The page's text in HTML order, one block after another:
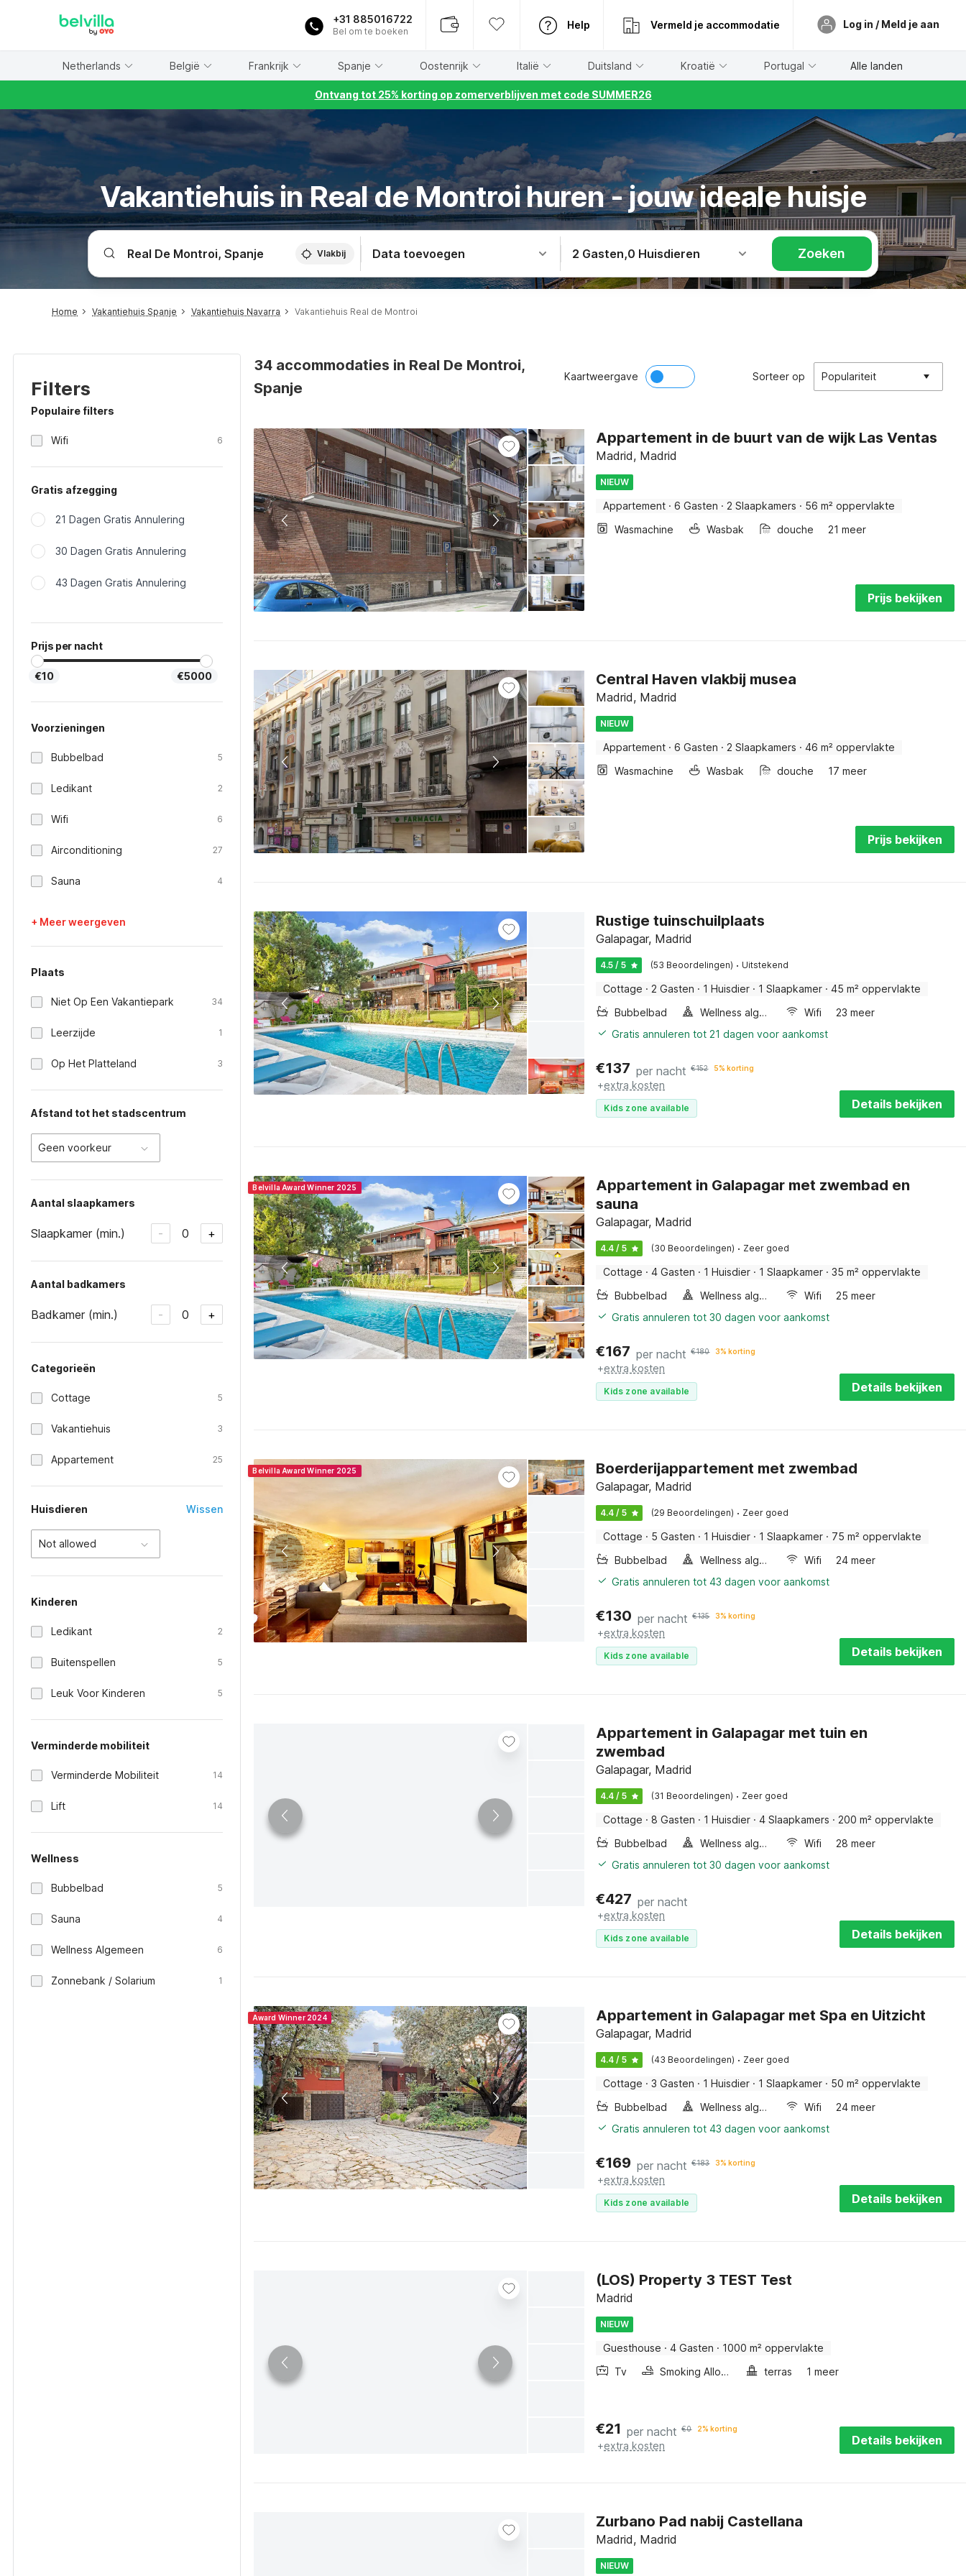
+31 885016722
Bel om te boeken
Help Vermeld je accommodatie Log in / Meld je aan
Netherlands België Frankrijk Spanje Oostenrijk Italië Duitsland Kroatië Portugal Alle landen
Ontvang tot 25% korting op zomerverblijven met code SUMMER26
Vakantiehuis in Real de Montroi huren - jouw ideale huisje
Vlakbij Data toevoegen 2 Gasten,0 Huisdieren Zoeken
Home Vakantiehuis Spanje Vakantiehuis Navarra Vakantiehuis Real de Montroi
Filters
Populaire filters
Wifi 6
Gratis afzegging
21 Dagen Gratis Annulering
30 Dagen Gratis Annulering
43 Dagen Gratis Annulering
Prijs per nacht
€10 €5000
Voorzieningen
Bubbelbad 5
Ledikant 2
Wifi 6
Airconditioning 27
Sauna 4
+ Meer weergeven
Plaats
Niet Op Een Vakantiepark 34
Leerzijde 1
Op Het Platteland 3
Afstand tot het stadscentrum
Geen voorkeur
Aantal slaapkamers
Slaapkamer (min.) - 0 +
Aantal badkamers
Badkamer (min.) - 0 +
Categorieën
Cottage 5
Vakantiehuis 3
Appartement 25
Huisdieren Wissen
Not allowed
Kinderen
Ledikant 2
Buitenspellen 5
Leuk Voor Kinderen 5
Verminderde mobiliteit
Verminderde Mobiliteit 14
Lift 14
Wellness
Bubbelbad 5
Sauna 4
Wellness Algemeen 6
Zonnebank / Solarium 1
34 accommodaties in Real De Montroi,
Spanje
Kaartweergave Sorteer op Populariteit
Appartement in de buurt van de wijk Las Ventas
Madrid, Madrid
NIEUW
Appartement · 6 Gasten · 2 Slaapkamers · 56 m² oppervlakte
Wasmachine
Wasbak douche 21 meer
Prijs bekijken
Central Haven vlakbij musea
Madrid, Madrid
NIEUW
Appartement · 6 Gasten · 2 Slaapkamers · 46 m² oppervlakte
Wasmachine
Wasbak douche 17 meer
Prijs bekijken
Rustige tuinschuilplaats
Galapagar, Madrid
4.5 / 5 (53 Beoordelingen) · Uitstekend
Cottage · 2 Gasten · 1 Huisdier · 1 Slaapkamer · 45 m² oppervlakte
Bubbelbad
Wellness algemeen Wifi
23 meer
Gratis annuleren tot 21 dagen voor aankomst
€137 per nacht €152 5% korting
+extra kosten
Kids zone available Details bekijken
Belvilla Award Winner 2025
Appartement in Galapagar met zwembad en
sauna
Galapagar, Madrid
4.4 / 5 (30 Beoordelingen) · Zeer goed
Cottage · 4 Gasten · 1 Huisdier · 1 Slaapkamer · 35 m² oppervlakte
Bubbelbad
Wellness algemeen Wifi
25 meer
Gratis annuleren tot 30 dagen voor aankomst
€167 per nacht €180 3% korting
+extra kosten
Kids zone available Details bekijken
Belvilla Award Winner 2025 Boerderijappartement met zwembad
Galapagar, Madrid
4.4 / 5 (29 Beoordelingen) · Zeer goed
Cottage · 5 Gasten · 1 Huisdier · 1 Slaapkamer · 75 m² oppervlakte
Bubbelbad
Wellness algemeen Wifi
24 meer
Gratis annuleren tot 43 dagen voor aankomst
€130 per nacht €135 3% korting
+extra kosten
Kids zone available Details bekijken
Appartement in Galapagar met tuin en
zwembad
Galapagar, Madrid
4.4 / 5 (31 Beoordelingen) · Zeer goed
Cottage · 8 Gasten · 1 Huisdier · 4 Slaapkamers · 200 m² oppervlakte
Bubbelbad
Wellness algemeen Wifi
28 meer
Gratis annuleren tot 30 dagen voor aankomst
€427 per nacht
+extra kosten
Kids zone available Details bekijken
Award Winner 2024 Appartement in Galapagar met Spa en Uitzicht
Galapagar, Madrid
4.4 / 5 (43 Beoordelingen) · Zeer goed
Cottage · 3 Gasten · 1 Huisdier · 1 Slaapkamer · 50 m² oppervlakte
Bubbelbad
Wellness algemeen Wifi
24 meer
Gratis annuleren tot 43 dagen voor aankomst
€169 per nacht €183 3% korting
+extra kosten
Kids zone available Details bekijken
(LOS) Property 3 TEST Test
Madrid
NIEUW
Guesthouse · 4 Gasten · 1000 m² oppervlakte
Tv
Smoking Allowed terras 1 meer
€21 per nacht €0 2% korting
+extra kosten Details bekijken
Zurbano Pad nabij Castellana
Madrid, Madrid
NIEUW